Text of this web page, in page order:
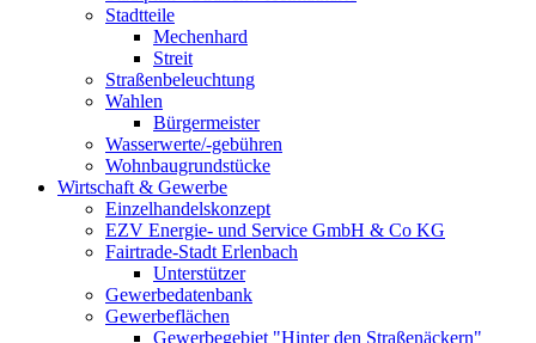
Stadtteile
Mechenhard
Streit
Straßenbeleuchtung
Wahlen
Bürgermeister
Wasserwerte/-gebühren
Wohnbaugrundstücke
Wirtschaft & Gewerbe
Einzelhandelskonzept
EZV Energie- und Service GmbH & Co KG
Fairtrade-Stadt Erlenbach
Unterstützer
Gewerbedatenbank
Gewerbeflächen
Gewerbegebiet "Hinter den Straßenäckern"